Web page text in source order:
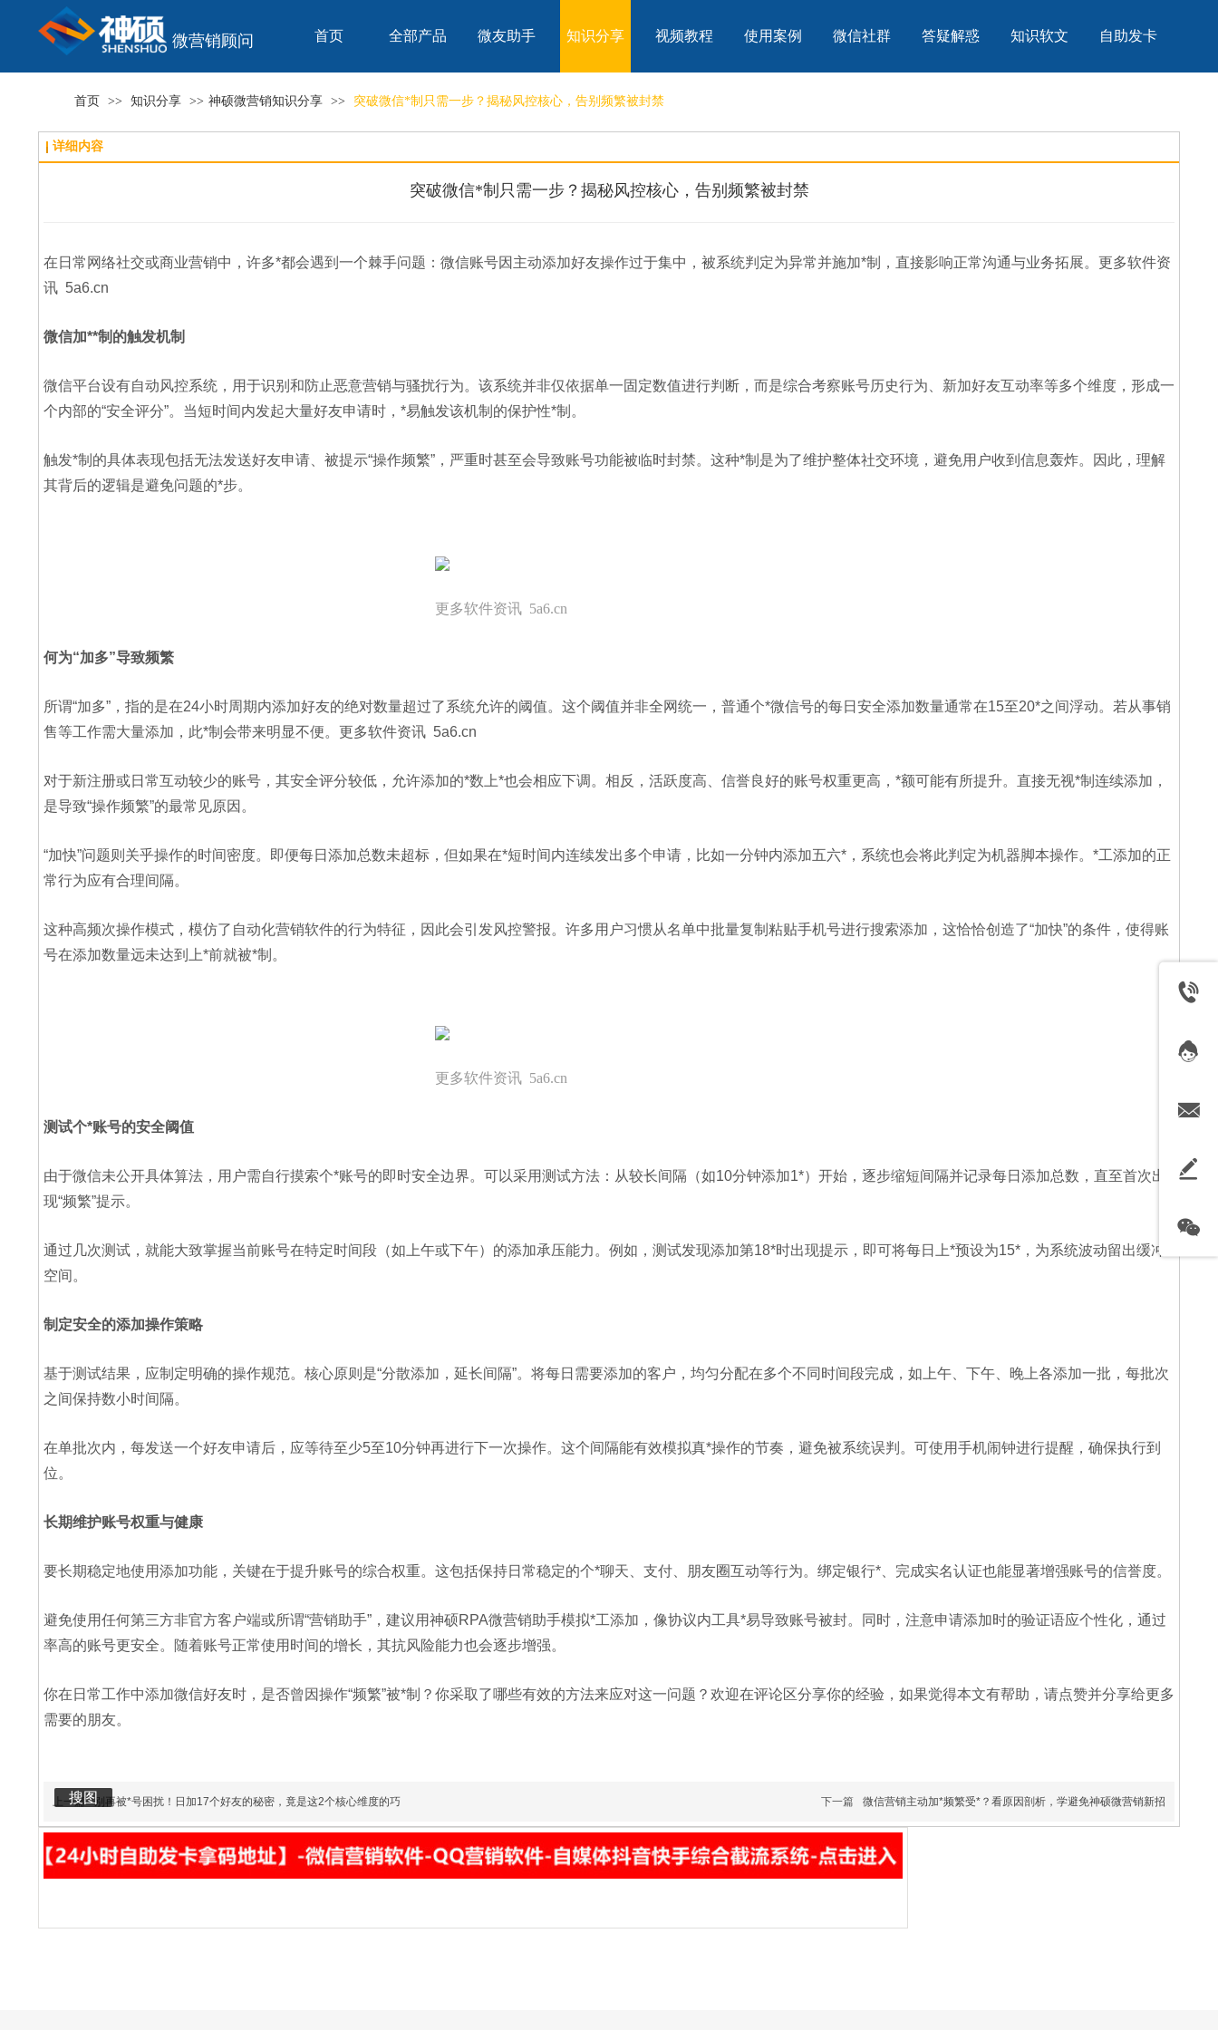
微营销顾问 首页 全部产品 微友助手 知识分享 视频教程 使用案例 微信社群 答疑解惑 知识软文 自助发卡
首页 >> 知识分享 >> 神硕微营销知识分享 >> 突破微信*制只需一步？揭秘风控核心，告别频繁被封禁
详细内容
突破微信*制只需一步？揭秘风控核心，告别频繁被封禁
在日常网络社交或商业营销中，许多*都会遇到一个棘手问题：微信账号因主动添加好友操作过于集中，被系统判定为异常并施加*制，直接影响正常沟通与业务拓展。更多软件资
讯 5a6.cn
微信加**制的触发机制
微信平台设有自动风控系统，用于识别和防止恶意营销与骚扰行为。该系统并非仅依据单一固定数值进行判断，而是综合考察账号历史行为、新加好友互动率等多个维度，形成一
个内部的“安全评分”。当短时间内发起大量好友申请时，*易触发该机制的保护性*制。
触发*制的具体表现包括无法发送好友申请、被提示“操作频繁”，严重时甚至会导致账号功能被临时封禁。这种*制是为了维护整体社交环境，避免用户收到信息轰炸。因此，理解
其背后的逻辑是避免问题的*步。
搜图
更多软件资讯 5a6.cn
何为“加多”导致频繁
所谓“加多”，指的是在24小时周期内添加好友的绝对数量超过了系统允许的阈值。这个阈值并非全网统一，普通个*微信号的每日安全添加数量通常在15至20*之间浮动。若从事销
售等工作需大量添加，此*制会带来明显不便。更多软件资讯 5a6.cn
对于新注册或日常互动较少的账号，其安全评分较低，允许添加的*数上*也会相应下调。相反，活跃度高、信誉良好的账号权重更高，*额可能有所提升。直接无视*制连续添加，
是导致“操作频繁”的最常见原因。
“加快”问题则关乎操作的时间密度。即便每日添加总数未超标，但如果在*短时间内连续发出多个申请，比如一分钟内添加五六*，系统也会将此判定为机器脚本操作。*工添加的正
常行为应有合理间隔。
这种高频次操作模式，模仿了自动化营销软件的行为特征，因此会引发风控警报。许多用户习惯从名单中批量复制粘贴手机号进行搜索添加，这恰恰创造了“加快”的条件，使得账
号在添加数量远未达到上*前就被*制。
搜图
更多软件资讯 5a6.cn
‍测试个*账号的安全阈值
由于微信未公开具体算法，用户需自行摸索个*账号的即时安全边界。可以采用测试方法：从较长间隔（如10分钟添加1*）开始，逐步缩短间隔并记录每日添加总数，直至首次出
现“频繁”提示。
通过几次测试，就能大致掌握当前账号在特定时间段（如上午或下午）的添加承压能力。例如，测试发现添加第18*时出现提示，即可将每日上*预设为15*，为系统波动留出缓冲
空间。
制定安全的添加操作策略
基于测试结果，应制定明确的操作规范。核心原则是“分散添加，延长间隔”。将每日需要添加的客户，均匀分配在多个不同时间段完成，如上午、下午、晚上各添加一批，每批次
之间保持数小时间隔。
在单批次内，每发送一个好友申请后，应等待至少5至10分钟再进行下一次操作。这个间隔能有效模拟真*操作的节奏，避免被系统误判。可使用手机闹钟进行提醒，确保执行到
位。
长期维护账号权重与健康
要长期稳定地使用添加功能，关键在于提升账号的综合权重。这包括保持日常稳定的个*聊天、支付、朋友圈互动等行为。绑定银行*、完成实名认证也能显著增强账号的信誉度。
避免使用任何第三方非官方客户端或所谓“营销助手”，建议用神硕RPA微营销助手模拟*工添加，像协议内工具*易导致账号被封。同时，注意申请添加时的验证语应个性化，通过
率高的账号更安全。随着账号正常使用时间的增长，其抗风险能力也会逐步增强。
你在日常工作中添加微信好友时，是否曾因操作“频繁”被*制？你采取了哪些有效的方法来应对这一问题？欢迎在评论区分享你的经验，如果觉得本文有帮助，请点赞并分享给更多
需要的朋友。
上一篇 别再被*号困扰！日加17个好友的秘密，竟是这2个核心维度的巧 下一篇 微信营销主动加*频繁受*？看原因剖析，学避免神硕微营销新招